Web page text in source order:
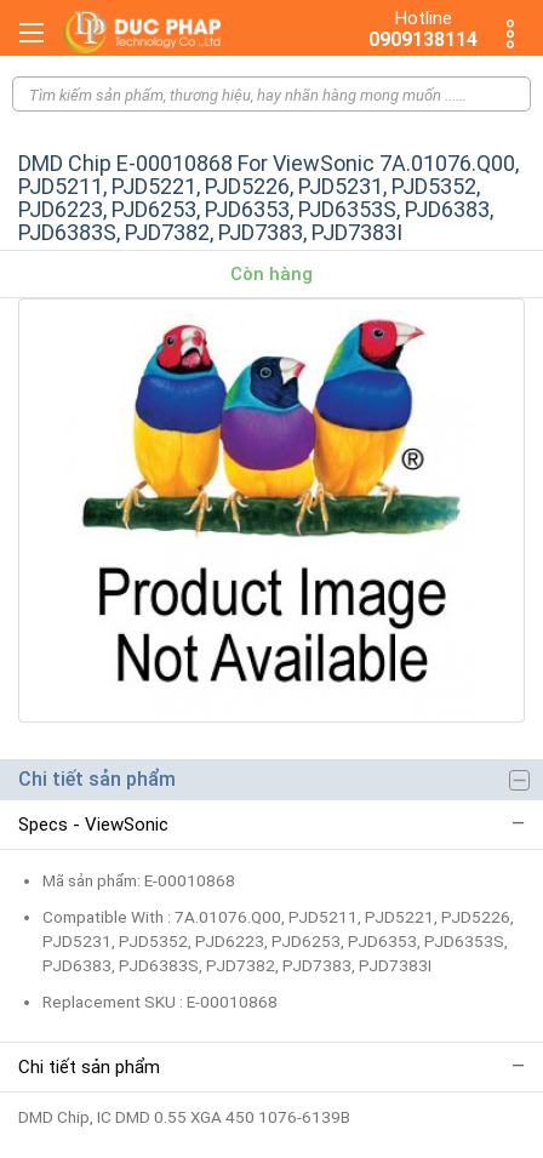
Hotline
0909138114
DMD Chip E-00010868 For ViewSonic 7A.01076.Q00,
PJD5211, PJD5221, PJD5226, PJD5231, PJD5352,
PJD6223, PJD6253, PJD6353, PJD6353S, PJD6383,
PJD6383S, PJD7382, PJD7383, PJD7383I
Còn hàng
Chi tiết sản phẩm
Specs - ViewSonic
Mã sản phẩm: E-00010868
Compatible With : 7A.01076.Q00, PJD5211, PJD5221, PJD5226,
PJD5231, PJD5352, PJD6223, PJD6253, PJD6353, PJD6353S,
PJD6383, PJD6383S, PJD7382, PJD7383, PJD7383I
Replacement SKU : E-00010868
Chi tiết sản phẩm
DMD Chip, IC DMD 0.55 XGA 450 1076-6139B